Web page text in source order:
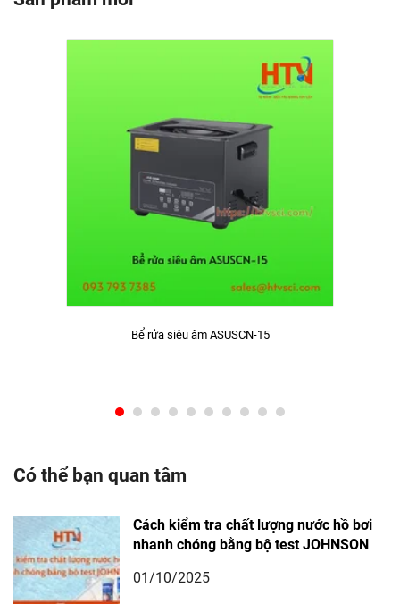
Bể rửa siêu âm ASUSCN-15
Có thể bạn quan tâm
Cách kiểm tra chất lượng nước hồ bơi
nhanh chóng bằng bộ test JOHNSON
01/10/2025